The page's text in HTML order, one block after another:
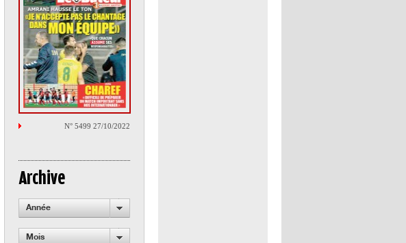
N° 5499 27/10/2022
Archive
Année
Mois